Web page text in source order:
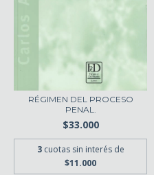
RÉGIMEN DEL PROCESO
PENAL.
$33.000
3 cuotas sin interés de
$11.000